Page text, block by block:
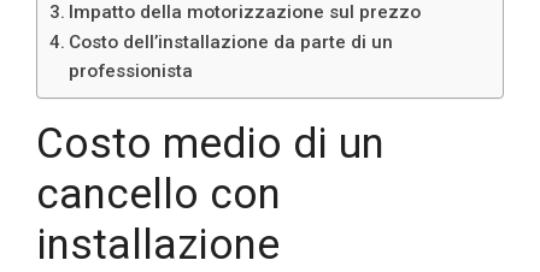
Impatto della motorizzazione sul prezzo
Costo dell’installazione da parte di un
professionista
Costo medio di un
cancello con
installazione